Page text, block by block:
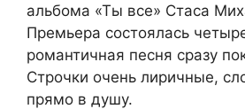
альбома «Ты все» Стаса
Премьера состоялась
романтичная песня сразу
Строчки очень лиричные,
прямо в душу.